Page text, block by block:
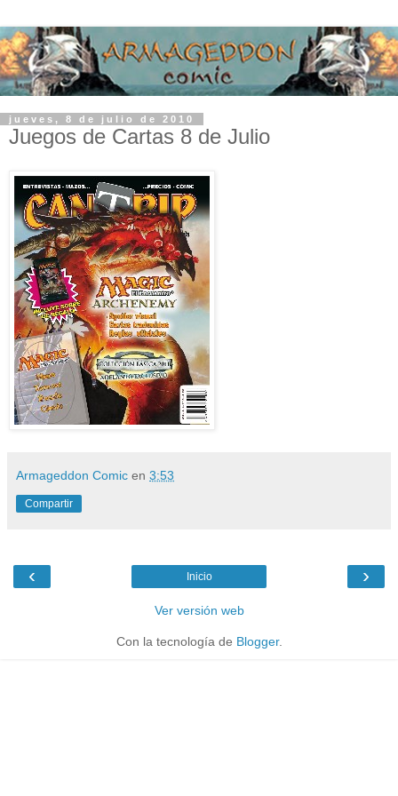
jueves, 8 de julio de 2010
Juegos de Cartas 8 de Julio
Armageddon Comic en 3:53
Compartir
‹ ›
Inicio
Ver versión web
Con la tecnología de Blogger.